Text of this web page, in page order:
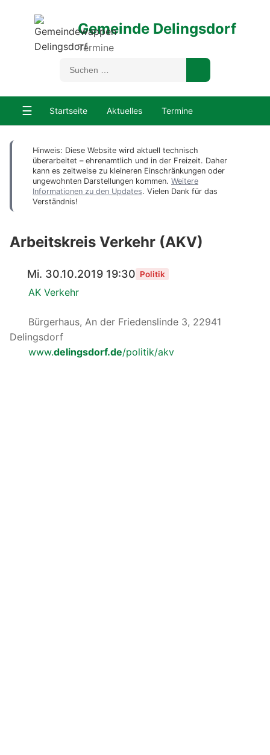
Gemeinde Delingsdorf
Termine
☰ Startseite Aktuelles Termine
Hinweis: Diese Website wird aktuell technisch
überarbeitet – ehrenamtlich und in der Freizeit. Daher
kann es zeitweise zu kleineren Einschränkungen oder
ungewohnten Darstellungen kommen. Weitere
Informationen zu den Updates. Vielen Dank für das
Verständnis!
Arbeitskreis Verkehr (AKV)
Mi. 30.10.2019 19:30 Politik
AK Verkehr
Bürgerhaus, An der Friedenslinde 3, 22941
Delingsdorf
www.delingsdorf.de/politik/akv